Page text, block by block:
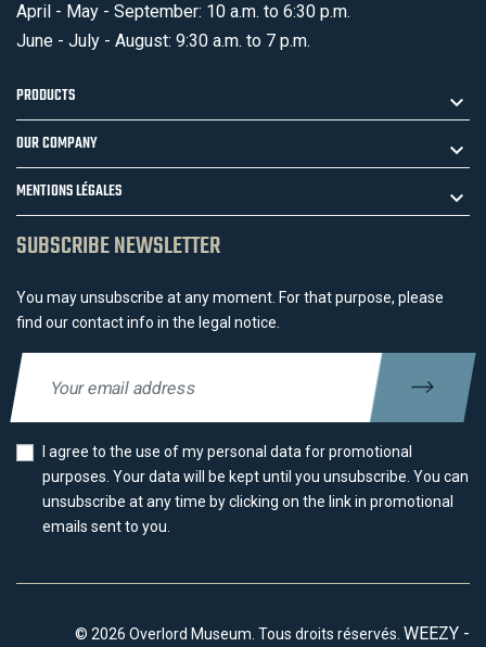
April - May - September: 10 a.m. to 6:30 p.m.
June - July - August: 9:30 a.m. to 7 p.m.
PRODUCTS
OUR COMPANY
MENTIONS LÉGALES
SUBSCRIBE NEWSLETTER
You may unsubscribe at any moment. For that purpose, please
find our contact info in the legal notice.
I agree to the use of my personal data for promotional
purposes. Your data will be kept until you unsubscribe. You can
unsubscribe at any time by clicking on the link in promotional
emails sent to you.
© 2026 Overlord Museum. Tous droits réservés. WEEZY -